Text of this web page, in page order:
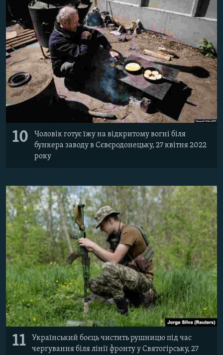
10
Чоловік готує їжу на відкритому вогні біля
бункера заводу в Сєвєродонецьку, 27 квітня 2022
року
11
Український боєць чистить рушницю під час
чергування біля лінії фронту у Святогірську, 27